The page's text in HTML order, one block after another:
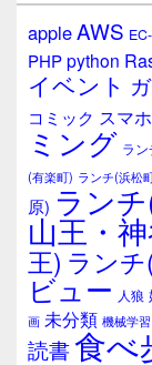
ウ
ィ
ジ
ェ
ア
appleAWS
PHPpython
イベント
コミック スマホ
ミング ラ
(有楽町) ランチ(浜松
原) ラン
山王・
王) ラン
ビュー 人狼
画 未分類 機械学
読書食べ